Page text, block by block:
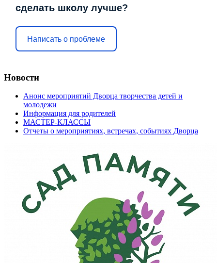
сделать школу лучше?
Написать о проблеме
Новости
Анонс мероприятий Дворца творчества детей и
молодежи
Информация для родителей
МАСТЕР-КЛАССЫ
Отчеты о мероприятиях, встречах, событиях Дворца